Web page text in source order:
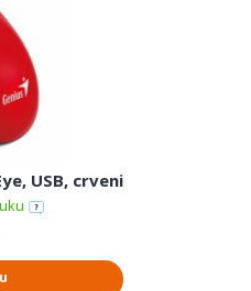
USB, crveni